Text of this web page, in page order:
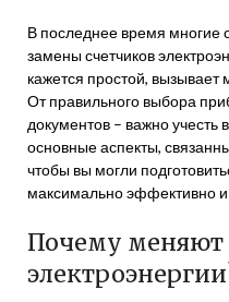
В последнее время многие
замены счетчиков
кажется простой, вызывает
От правильного выбора
документов – важно
основные аспекты,
чтобы вы могли
максимально эффективно
Почему меняют